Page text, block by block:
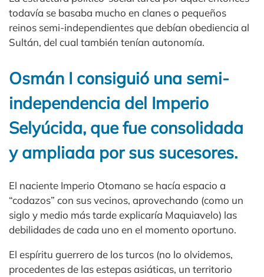
todavía se basaba mucho en clanes o pequeños
reinos semi-independientes que debían obediencia al
Sultán, del cual también tenían autonomía.
Osmán I consiguió una semi-
independencia del Imperio
Selyúcida, que fue consolidada
y ampliada por sus sucesores.
El naciente Imperio Otomano se hacía espacio a
“codazos” con sus vecinos, aprovechando (como un
siglo y medio más tarde explicaría Maquiavelo) las
debilidades de cada uno en el momento oportuno.
El espíritu guerrero de los turcos (no lo olvidemos,
procedentes de las estepas asiáticas, un territorio